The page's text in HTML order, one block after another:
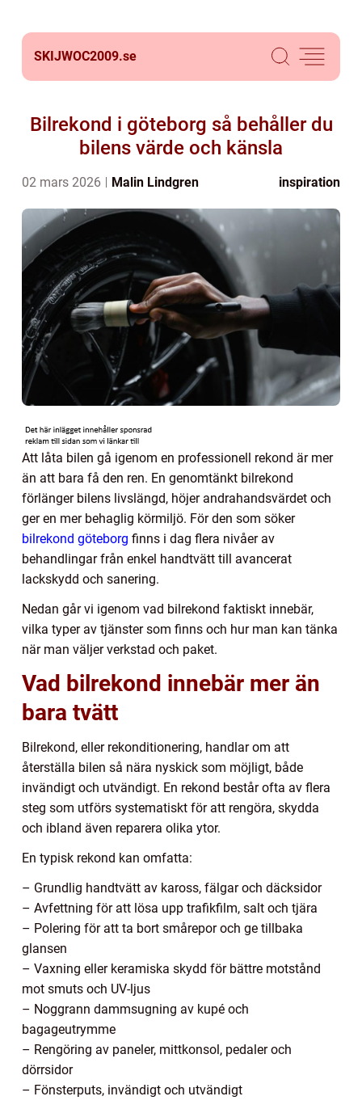
SKIJWOC2009.se
Bilrekond i göteborg så behåller du
bilens värde och känsla
02 mars 2026 Malin Lindgren inspiration
Att låta bilen gå igenom en professionell rekond är mer
än att bara få den ren. En genomtänkt bilrekond
förlänger bilens livslängd, höjer andrahandsvärdet och
ger en mer behaglig körmiljö. För den som söker
bilrekond göteborg finns i dag flera nivåer av
behandlingar från enkel handtvätt till avancerat
lackskydd och sanering.
Nedan går vi igenom vad bilrekond faktiskt innebär,
vilka typer av tjänster som finns och hur man kan tänka
när man väljer verkstad och paket.
Vad bilrekond innebär mer än
bara tvätt
Bilrekond, eller rekonditionering, handlar om att
återställa bilen så nära nyskick som möjligt, både
invändigt och utvändigt. En rekond består ofta av flera
steg som utförs systematiskt för att rengöra, skydda
och ibland även reparera olika ytor.
En typisk rekond kan omfatta:
– Grundlig handtvätt av kaross, fälgar och däcksidor
– Avfettning för att lösa upp trafikfilm, salt och tjära
– Polering för att ta bort smårepor och ge tillbaka
glansen
– Vaxning eller keramiska skydd för bättre motstånd
mot smuts och UV-ljus
– Noggrann dammsugning av kupé och
bagageutrymme
– Rengöring av paneler, mittkonsol, pedaler och
dörrsidor
– Fönsterputs, invändigt och utvändigt